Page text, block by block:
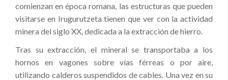
comienzan en época romana, las estructuras que pueden
visitarse en Irugurutzeta tienen que ver con la actividad
minera del siglo XX, dedicada a la extracción de hierro.
Tras su extracción, el mineral se transportaba a los
hornos en vagones sobre vías férreas o por aire,
utilizando calderos suspendidos de cables. Una vez en su